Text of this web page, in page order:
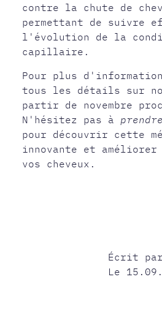
contre la chute de
permettant de suivre
l'évolution de la
capillaire.
Pour plus
tous les détails sur
partir de novembre
N'hésitez pas à
pour découvrir cette
innovante et
vos cheveux.
Écrit
Le